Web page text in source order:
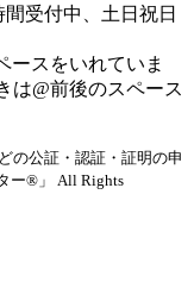
受付中、土日祝日
ースをいれていま
は@前後のスペース
の公証・認証・証明の申
ー®」 All Rights